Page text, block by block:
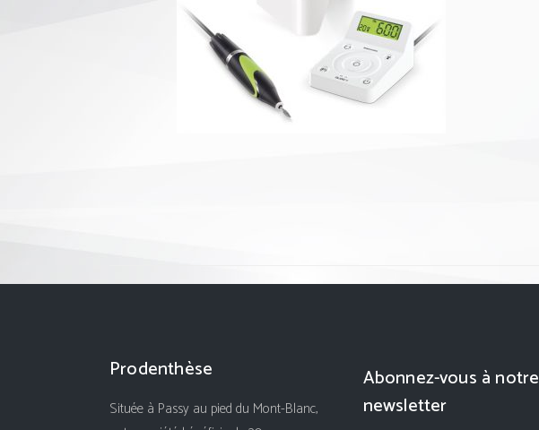
Prodenthèse
Située à Passy au pied du Mont-Blanc,
Abonnez-vous à notre
newsletter